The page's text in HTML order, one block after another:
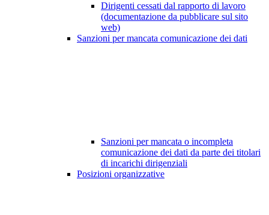
Dirigenti cessati dal rapporto di lavoro
(documentazione da pubblicare sul sito
web)
Sanzioni per mancata comunicazione dei dati
Sanzioni per mancata o incompleta
comunicazione dei dati da parte dei titolari
di incarichi dirigenziali
Posizioni organizzative